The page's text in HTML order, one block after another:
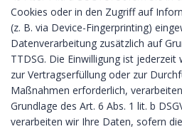
Cookies oder in den Zugriff auf
(z. B. via Device-Fingerprinting)
Datenverarbeitung zusätzlich auf
TTDSG. Die Einwilligung ist
zur Vertragserfüllung oder zur
Maßnahmen erforderlich,
Grundlage des Art. 6 Abs. 1 lit. b
verarbeiten wir Ihre Daten, sofern